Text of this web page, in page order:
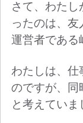
さて、わたし
ったのは、
運営者である
わたしは、仕
のですが、同
と考えていま